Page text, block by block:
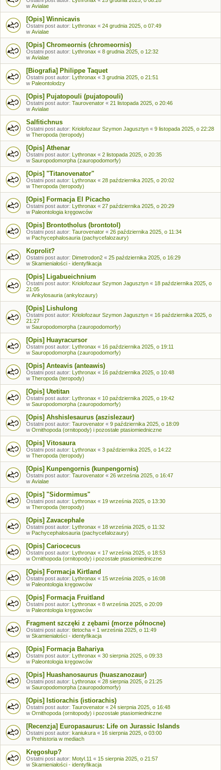
w Avialae
[Opis] Winnicavis
Ostatni post autor: Lythronax « 24 grudnia 2025, o 07:49
w Avialae
[Opis] Chromeornis (chromeornis)
Ostatni post autor: Lythronax « 8 grudnia 2025, o 12:32
w Avialae
[Biografia] Philippe Taquet
Ostatni post autor: Lythronax « 3 grudnia 2025, o 21:51
w Paleontolodzy
[Opis] Pujatopouli (pujatopouli)
Ostatni post autor: Taurovenator « 21 listopada 2025, o 20:46
w Avialae
Salfitichnus
Ostatni post autor: Kriolofozaur Szymon Jagusztyn « 9 listopada 2025, o 22:28
w Theropoda (teropody)
[Opis] Athenar
Ostatni post autor: Lythronax « 2 listopada 2025, o 20:35
w Sauropodomorpha (zauropodomorfy)
[Opis] "Titanovenator"
Ostatni post autor: Lythronax « 28 października 2025, o 20:02
w Theropoda (teropody)
[Opis] Formacja El Picacho
Ostatni post autor: Lythronax « 27 października 2025, o 20:29
w Paleontologia kręgowców
[Opis] Brontotholus (brontotol)
Ostatni post autor: Taurovenator « 26 października 2025, o 11:34
w Pachycephalosauria (pachycefalozaury)
Koprolit?
Ostatni post autor: Dimetrodon2 « 25 października 2025, o 16:29
w Skamieniałości - identyfikacja
[Opis] Ligabueichnium
Ostatni post autor: Kriolofozaur Szymon Jagusztyn « 18 października 2025, o
21:05
w Ankylosauria (ankylozaury)
[Opis] Lishulong
Ostatni post autor: Kriolofozaur Szymon Jagusztyn « 16 października 2025, o
21:27
w Sauropodomorpha (zauropodomorfy)
[Opis] Huayracursor
Ostatni post autor: Lythronax « 16 października 2025, o 19:11
w Sauropodomorpha (zauropodomorfy)
[Opis] Anteavis (anteawis)
Ostatni post autor: Lythronax « 16 października 2025, o 10:48
w Theropoda (teropody)
[Opis] Utetitan
Ostatni post autor: Lythronax « 10 października 2025, o 19:42
w Sauropodomorpha (zauropodomorfy)
[Opis] Ahshislesaurus (aszislezaur)
Ostatni post autor: Taurovenator « 9 października 2025, o 18:09
w Ornithopoda (ornitopody) i pozostałe ptasiomiedniczne
[Opis] Vitosaura
Ostatni post autor: Lythronax « 3 października 2025, o 14:22
w Theropoda (teropody)
[Opis] Kunpengornis (kunpengornis)
Ostatni post autor: Taurovenator « 26 września 2025, o 16:47
w Avialae
[Opis] "Sidormimus"
Ostatni post autor: Lythronax « 19 września 2025, o 13:30
w Theropoda (teropody)
[Opis] Zavacephale
Ostatni post autor: Lythronax « 18 września 2025, o 11:32
w Pachycephalosauria (pachycefalozaury)
[Opis] Cariocecus
Ostatni post autor: Lythronax « 17 września 2025, o 18:53
w Ornithopoda (ornitopody) i pozostałe ptasiomiedniczne
[Opis] Formacja Kirtland
Ostatni post autor: Lythronax « 15 września 2025, o 16:08
w Paleontologia kręgowców
[Opis] Formacja Fruitland
Ostatni post autor: Lythronax « 8 września 2025, o 20:09
w Paleontologia kręgowców
Fragment szczęki z zębami (morze północne)
Ostatni post autor: tletocha « 1 września 2025, o 11:49
w Skamieniałości - identyfikacja
[Opis] Formacja Bahariya
Ostatni post autor: Lythronax « 30 sierpnia 2025, o 09:33
w Paleontologia kręgowców
[Opis] Huashanosaurus (huaszanozaur)
Ostatni post autor: Lythronax « 28 sierpnia 2025, o 21:25
w Sauropodomorpha (zauropodomorfy)
[Opis] Istiorachis (istiorachis)
Ostatni post autor: Taurovenator « 24 sierpnia 2025, o 16:48
w Ornithopoda (ornitopody) i pozostałe ptasiomiedniczne
[Recenzja] Europasaurus: Life on Jurassic Islands
Ostatni post autor: kaniukura « 16 sierpnia 2025, o 03:00
w Prehistoria w mediach
Kręgosłup?
Ostatni post autor: Motyl.11 « 15 sierpnia 2025, o 21:57
w Skamieniałości - identyfikacja